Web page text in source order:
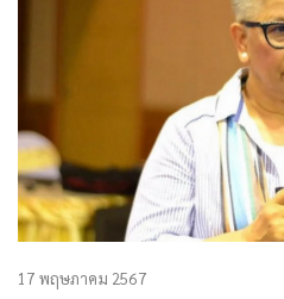
17 พฤษภาคม 2567